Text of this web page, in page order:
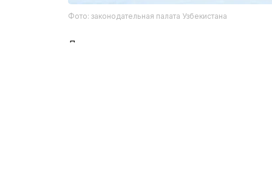
Фото: законодательная палата Узбекистана
Депутаты предложили внедрять